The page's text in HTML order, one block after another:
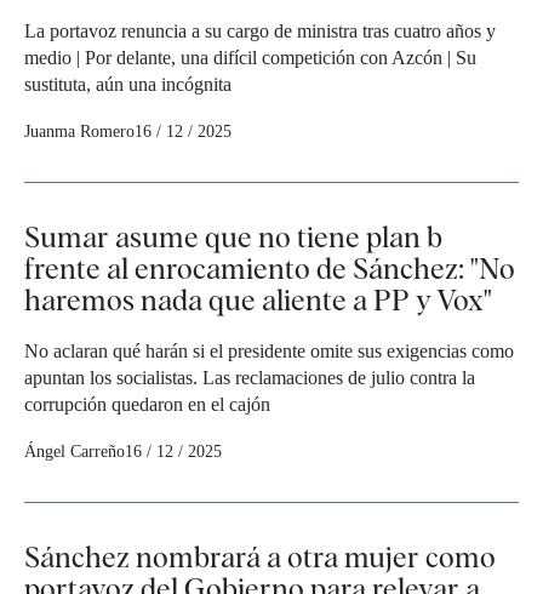
La portavoz renuncia a su cargo de ministra tras cuatro años y
medio | Por delante, una difícil competición con Azcón | Su
sustituta, aún una incógnita
Juanma Romero16 / 12 / 2025
Sumar asume que no tiene plan b
frente al enrocamiento de Sánchez: "No
haremos nada que aliente a PP y Vox"
No aclaran qué harán si el presidente omite sus exigencias como
apuntan los socialistas. Las reclamaciones de julio contra la
corrupción quedaron en el cajón
Ángel Carreño16 / 12 / 2025
Sánchez nombrará a otra mujer como